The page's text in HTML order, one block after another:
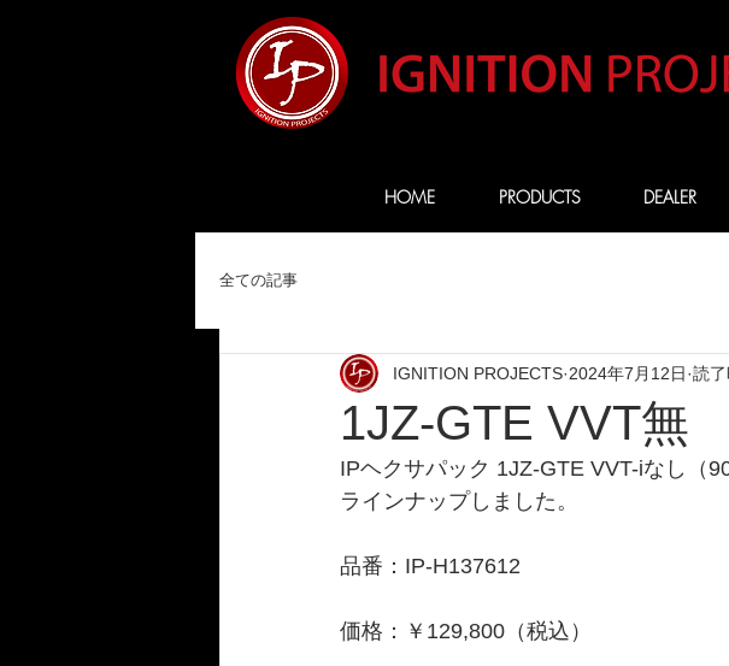
HOME PRODUCTS DEALER
全ての記事
1JZ-GTE VVT無
IGNITION PROJECTS 2024年7月12日 読
IPヘクサパック 1JZ-GTE VVT-iなし（
ラインナップしました。
品番：IP-H137612
価格：￥129,800（税込）